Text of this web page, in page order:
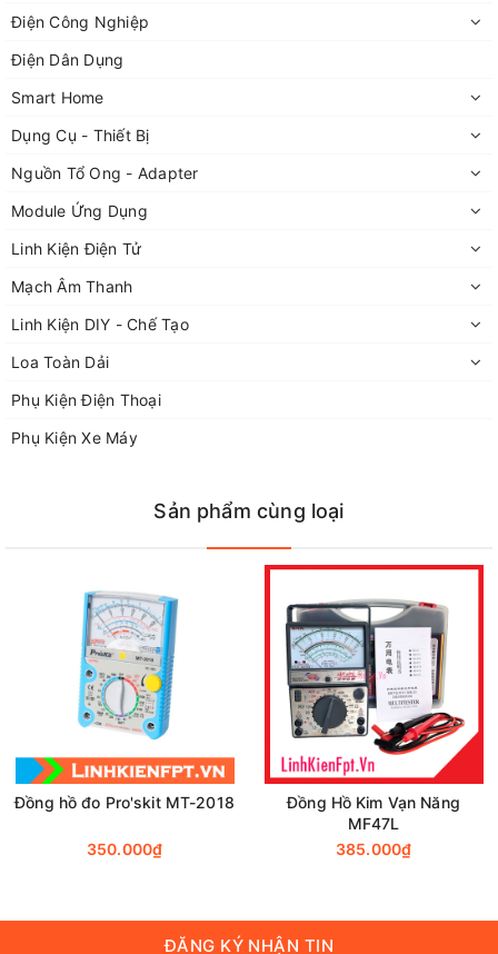
Kích Thước Đa Chiều Của Đồng Hồ Đo Vôn MV305.
Điện Công Nghiệp
Điện Dân Dụng
Smart Home
Dụng Cụ - Thiết Bị
Nguồn Tổ Ong - Adapter
Module Ứng Dụng
Linh Kiện Điện Tử
Mạch Âm Thanh
Linh Kiện DIY - Chế Tạo
Loa Toàn Dải
Phụ Kiện Điện Thoại
Phụ Kiện Xe Máy
Sản phẩm cùng loại
Đồng hồ đo Pro'skit MT-2018
350.000₫
Đồng Hồ Kim Vạn Năng
MF47L
385.000₫
ĐĂNG KÝ NHẬN TIN